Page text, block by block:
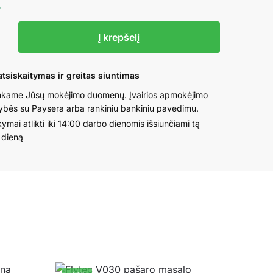
Į krepšelį
ir greitas siuntimas
Jūsų mokėjimo duomenų. Įvairios apmokėjimo
su Paysera arba rankiniu bankiniu pavedimu.
atlikti iki 14:00 darbo dienomis išsiunčiami tą